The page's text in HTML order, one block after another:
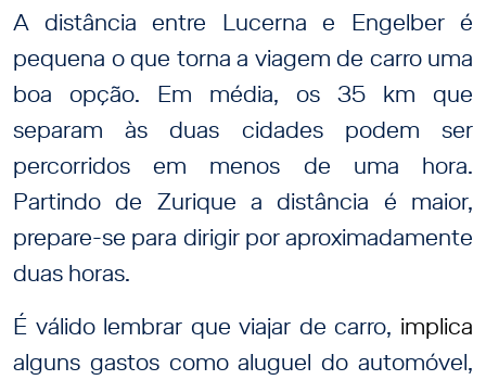
A distância entre Lucerna e Engelber é
pequena o que torna a viagem de carro uma
boa opção. Em média, os 35 km que
separam às duas cidades podem ser
percorridos em menos de uma hora.
Partindo de Zurique a distância é maior,
prepare-se para dirigir por aproximadamente
duas horas.
É válido lembrar que viajar de carro, implica
alguns gastos como aluguel do automóvel,